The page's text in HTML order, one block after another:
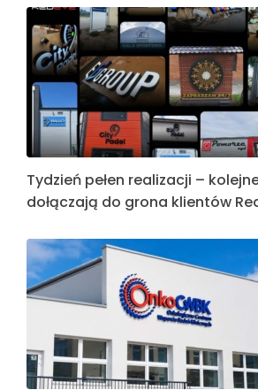
Tydzień pełen realizacji –
dołączają do grona klientów